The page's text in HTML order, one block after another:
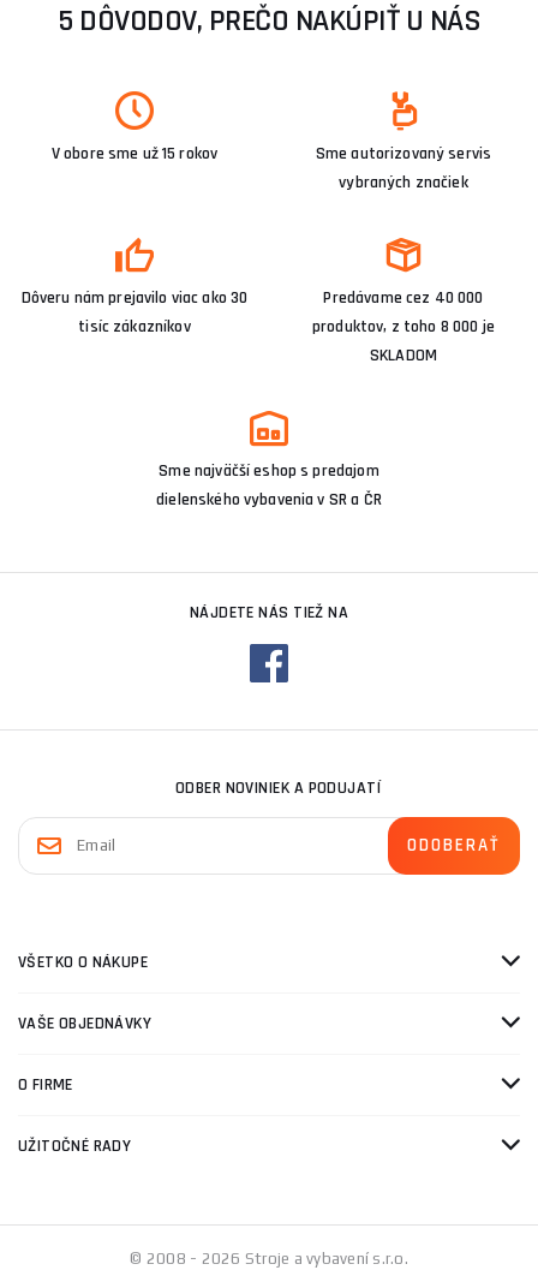
5 DÔVODOV, PREČO NAKÚPIŤ U NÁS
V obore sme už 15 rokov
Sme autorizovaný servis
vybraných značiek
Dôveru nám prejavilo viac ako 30
tisíc zákazníkov
Predávame cez 40 000
produktov, z toho 8 000 je
SKLADOM
Sme najväčší eshop s predajom
dielenského vybavenia v SR a ČR
NÁJDETE NÁS TIEŽ NA
ODBER NOVINIEK A PODUJATÍ
VŠETKO O NÁKUPE
VAŠE OBJEDNÁVKY
O FIRME
UŽITOČNÉ RADY
© 2008 - 2026 Stroje a vybavení s.r.o.